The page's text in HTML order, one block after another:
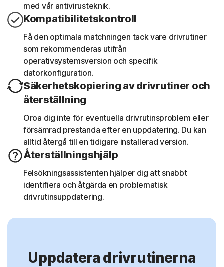
med vår antivirusteknik.
Kompatibilitetskontroll
Få den optimala matchningen tack vare drivrutiner
som rekommenderas utifrån
operativsystemsversion och specifik
datorkonfiguration.
Säkerhetskopiering av drivrutiner och
återställning
Oroa dig inte för eventuella drivrutinsproblem eller
försämrad prestanda efter en uppdatering. Du kan
alltid återgå till en tidigare installerad version.
Återställningshjälp
Felsökningsassistenten hjälper dig att snabbt
identifiera och åtgärda en problematisk
drivrutinsuppdatering.
Uppdatera drivrutinerna